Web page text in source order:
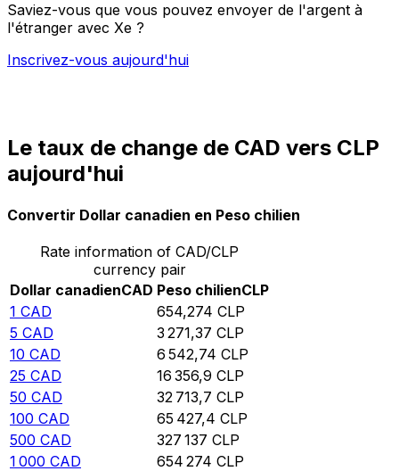
Saviez-vous que vous pouvez envoyer de l'argent à
l'étranger avec Xe ?
Inscrivez-vous aujourd'hui
Le taux de change de CAD vers CLP
aujourd'hui
Convertir Dollar canadien en Peso chilien
Rate information of CAD/CLP
currency pair
Dollar canadienCAD Peso chilienCLP
1 CAD 654,274 CLP
5 CAD 3 271,37 CLP
10 CAD 6 542,74 CLP
25 CAD 16 356,9 CLP
50 CAD 32 713,7 CLP
100 CAD 65 427,4 CLP
500 CAD 327 137 CLP
1 000 CAD 654 274 CLP